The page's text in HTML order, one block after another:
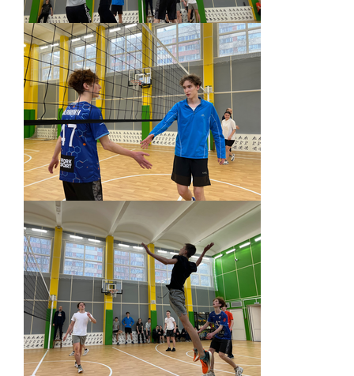
Локальные акты
Предписания органов надзора
Страница директора
Предписания органов надзора
Охрана труда
Обращение директора
Гостевая книга
Результаты самообследования
Финансово-хозяйственная деятельность
Реализация антикоррупционной
политики
Знак «За вклад в развитие лицея»
Учебный процесс